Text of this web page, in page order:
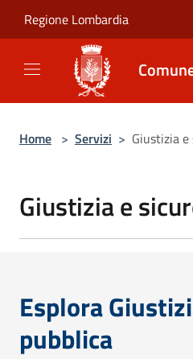
Regione Lombardia
Home > Servizi > Giustizia
Giustizia e
Esplora
pubblica